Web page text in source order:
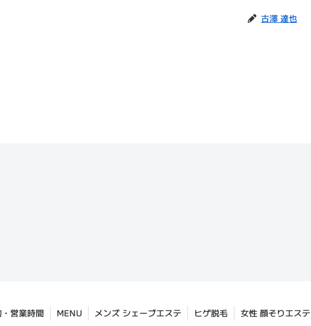
古澤 達也
営業時間 MENU メンズ シェーブエステ ヒゲ脱毛 女性 顔そりエステ